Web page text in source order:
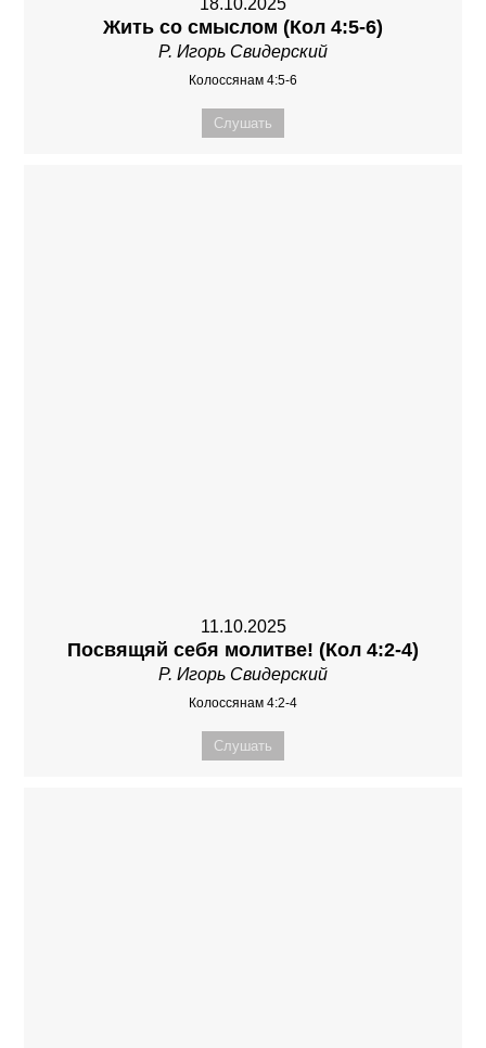
18.10.2025
Жить со смыслом (Кол 4:5-6)
Р. Игорь Свидерский
Колоссянам 4:5-6
Слушать
11.10.2025
Посвящяй себя молитве! (Кол 4:2-4)
Р. Игорь Свидерский
Колоссянам 4:2-4
Слушать